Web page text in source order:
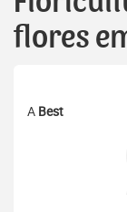
flores
A Best